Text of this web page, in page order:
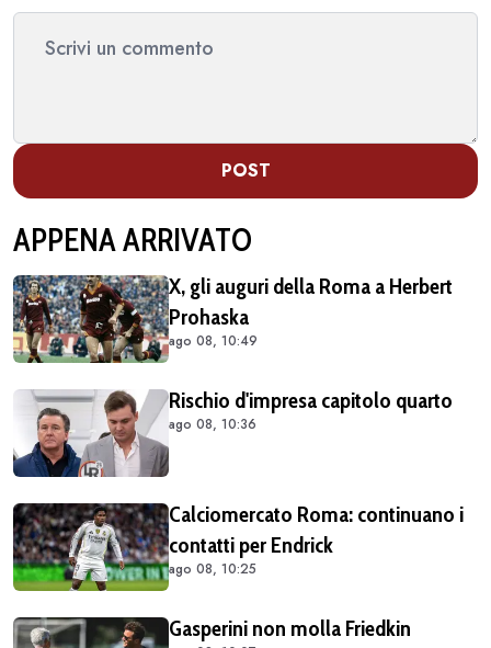
POST
APPENA ARRIVATO
X, gli auguri della Roma a Herbert
Prohaska
ago 08, 10:49
Rischio d'impresa capitolo quarto
ago 08, 10:36
Calciomercato Roma: continuano i
contatti per Endrick
ago 08, 10:25
Gasperini non molla Friedkin